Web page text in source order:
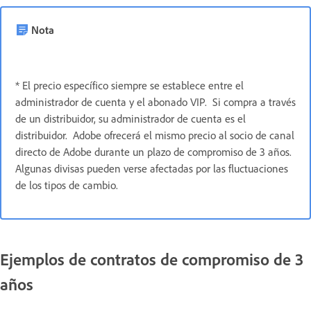
Nota
* El precio específico siempre se establece entre el
administrador de cuenta y el abonado VIP. Si compra a través
de un distribuidor, su administrador de cuenta es el
distribuidor. Adobe ofrecerá el mismo precio al socio de canal
directo de Adobe durante un plazo de compromiso de 3 años.
Algunas divisas pueden verse afectadas por las fluctuaciones
de los tipos de cambio.
Ejemplos de contratos de compromiso de 3
años